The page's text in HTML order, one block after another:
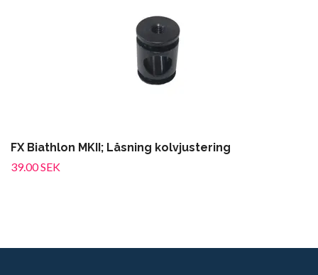
FX Biathlon MKII; Låsning kolvjustering
39.00 SEK